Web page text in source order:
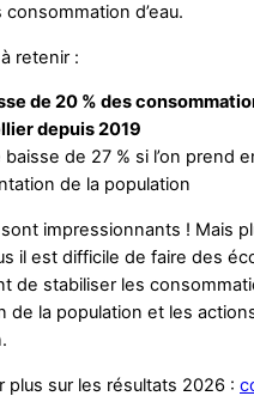
d’eau.
retenir :
de 20 % des
depuis 2019
baisse de 27 % si l’on prend
de la population
impressionnants ! Mais
il est difficile de faire des
de stabiliser les
de la population et les
plus sur les résultats 2026 :